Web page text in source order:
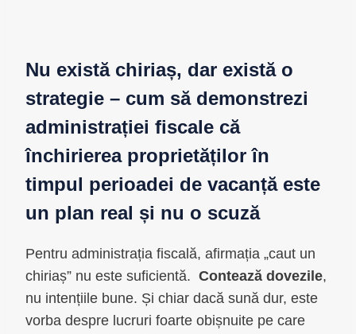
Nu există chiriaș, dar există o
strategie – cum să demonstrezi
administrației fiscale că
închirierea proprietăților în
timpul perioadei de vacanță este
un plan real și nu o scuză
Pentru administrația fiscală, afirmația „caut un
chiriaș” nu este suficientă. Contează dovezile,
nu intențiile bune. Și chiar dacă sună dur, este
vorba despre lucruri foarte obișnuite pe care